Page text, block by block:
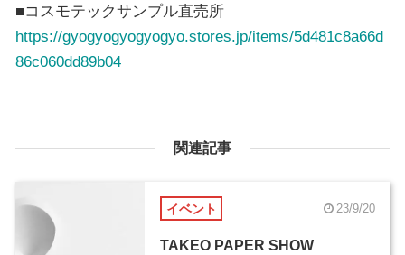
■コスモテックサンプル直売所
https://gyogyogyogyogyo.stores.jp/items/5d481c8a66d
86c060dd89b04
関連記事
イベント 23/9/20
TAKEO PAPER SHOW